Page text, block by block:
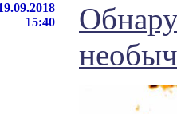
15:40